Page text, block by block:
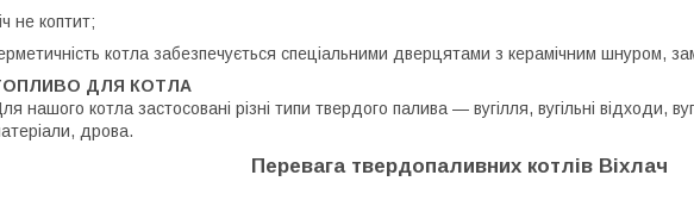
не коптит;
котла забезпечується спеціальними дверцятами з керамічним шнуром,
ДЛЯ КОТЛА
нашого котла застосовані різні типи твердого палива — вугілля, вугільні відходи,
дрова.
Перевага твердопаливних котлів Віхлач